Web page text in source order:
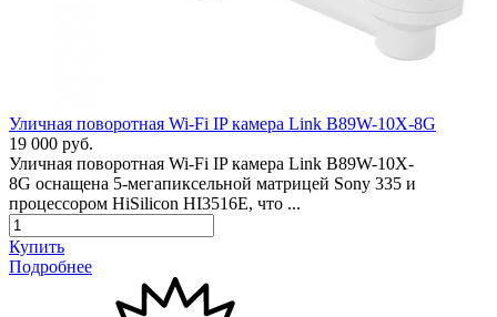
Уличная поворотная Wi-Fi IP камера Link B89W-10X-8G
19 000 руб.
Уличная поворотная Wi-Fi IP камера Link B89W-10X-
8G оснащена 5-мегапиксельной матрицей Sony 335 и
процессором HiSilicon HI3516E, что ...
Купить
Подробнее